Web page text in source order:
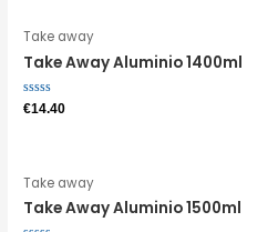
Take away
Take Away Aluminio 1400ml
Avaliação
€14.40
Take away
Take Away Aluminio 1500ml